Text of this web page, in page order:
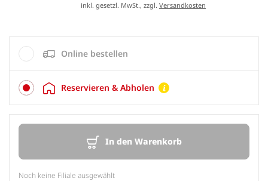
inkl. gesetzl. MwSt., zzgl. Versandkosten
Online bestellen
Reservieren & Abholen
In den Warenkorb
Noch keine Filiale ausgewählt